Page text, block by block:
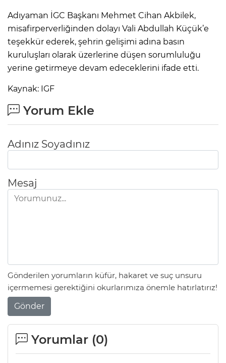
Adıyaman İGC Başkanı Mehmet Cihan Akbilek,
misafirperverliğinden dolayı Vali Abdullah Küçük’e
teşekkür ederek, şehrin gelişimi adına basın
kuruluşları olarak üzerlerine düşen sorumluluğu
yerine getirmeye devam edeceklerini ifade etti.
Kaynak: IGF
Yorum Ekle
Adınız Soyadınız
Mesaj
Gönderilen yorumların küfür, hakaret ve suç unsuru
içermemesi gerektiğini okurlarımıza önemle hatırlatırız!
Gönder
Yorumlar (0)